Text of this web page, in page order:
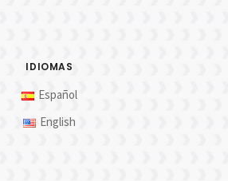
IDIOMAS
Español
English